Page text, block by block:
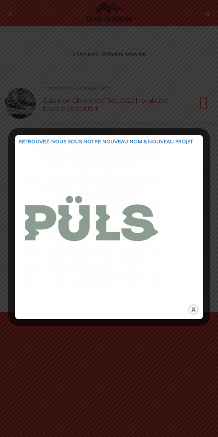
Marqueurs › Ortholite Amovible
16 DÉCEMBRE 2022 • PAR ROMAIN SEMPEY
Salomon Glide Max [ Test 2022 ] : avalez le
bitume en confort !
RETROUVEZ-NOUS SOUS NOTRE NOUVEAU NOM & NOUVEAU PROJET